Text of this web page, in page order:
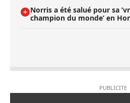
Norris a été salué pour sa
champion du monde’ en